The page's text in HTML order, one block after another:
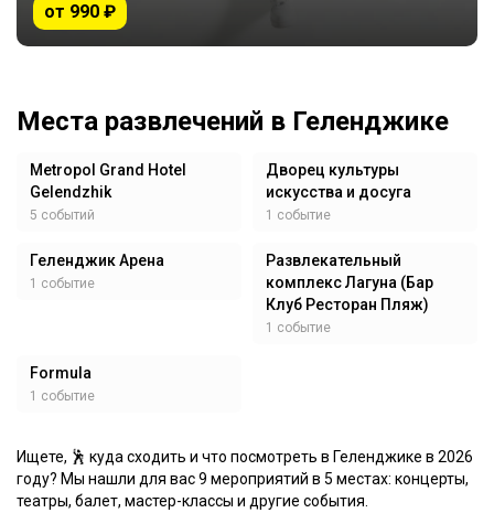
от 990 ₽
Места развлечений в Геленджике
Metropol Grand Hotel
Gelendzhik
5 событий
Дворец культуры
искусства и досуга
1 событие
Геленджик Арена
1 событие
Развлекательный
комплекс Лагуна (Бар
Клуб Ресторан Пляж)
1 событие
Formula
1 событие
Ищете, 🕺 куда сходить и что посмотреть в Геленджике в 2026
году? Мы нашли для вас 9 мероприятий в 5 местах: концерты,
театры, балет, мастер-классы и другие события.